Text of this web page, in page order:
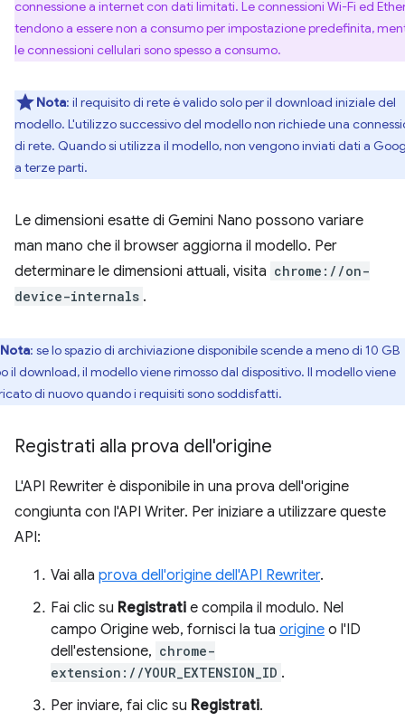
connessione a internet con dati limitati. Le connessioni Wi-Fi ed
tendono a essere non a consumo per impostazione predefinita,
le connessioni cellulari sono spesso a consumo.
Nota: il requisito di rete è valido solo per il download iniziale del
modello. L'utilizzo successivo del modello non richiede una
di rete. Quando si utilizza il modello, non vengono inviati dati a
a terze parti.
Le dimensioni esatte di Gemini Nano possono variare
man mano che il browser aggiorna il modello. Per
determinare le dimensioni attuali, visita chrome://on-
device-internals .
Nota: se lo spazio di archiviazione disponibile scende a meno di 10 GB
il download, il modello viene rimosso dal dispositivo. Il modello viene
di nuovo quando i requisiti sono soddisfatti.
Registrati alla prova dell'origine
L'API Rewriter è disponibile in una prova dell'origine
congiunta con l'API Writer. Per iniziare a utilizzare queste
API:
Vai alla prova dell'origine dell'API Rewriter.
Fai clic su Registrati e compila il modulo. Nel
campo Origine web, fornisci la tua origine o l'ID
dell'estensione, chrome-
extension://YOUR_EXTENSION_ID .
Per inviare, fai clic su Registrati.